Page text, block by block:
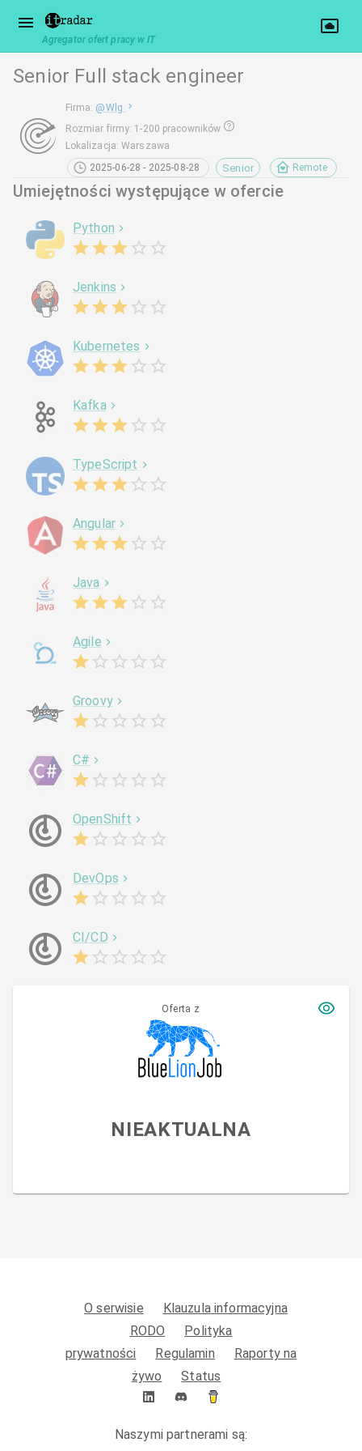
Agregator ofert pracy w IT
Senior Full stack engineer
Firma: @Wlg
Rozmiar firmy: 1-200 pracowników
Lokalizacja:Warszawa
2025-06-28 - 2025-08-28
Senior Remote
Umiejętności występujące w ofercie
Python
Jenkins
Kubernetes
Kafka
TypeScript
Angular
Java
Agile
Groovy
C#
OpenShift
DevOps
CI/CD
Oferta z
NIEAKTUALNA
O serwisie
Klauzula informacyjna
RODO
Polityka
prywatności
Regulamin
Raporty na
żywo
Status
Naszymi partnerami są: